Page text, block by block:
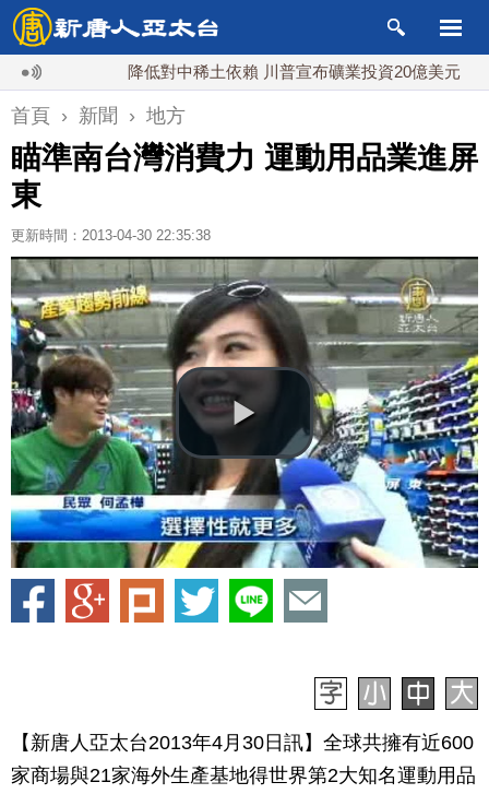
降低對中稀土依賴 川普宣布礦業投資20億美元 中
首頁 › 新聞 › 地方
瞄準南台灣消費力 運動用品業進屏
東
更新時間：2013-04-30 22:35:38
【新唐人亞太台2013年4月30日訊】全球共擁有近600
家商場與21家海外生產基地得世界第2大知名運動用品